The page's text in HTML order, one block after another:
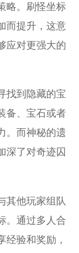
略。刷怪坐标
而提升，这意
应对更强大的
找到隐藏的宝
备、宝石或者
。而神秘的遗
深了对奇迹囚
其他玩家组队
。通过多人合
经验和奖励，